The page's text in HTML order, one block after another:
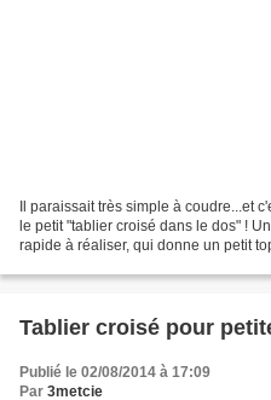
Il paraissait très simple à coudre...et
le petit "tablier croisé dans le dos" !
rapide à réaliser, qui donne un petit
Tablier croisé pour
Publié le 02/08/2014 à 17:09
Par 3metcie